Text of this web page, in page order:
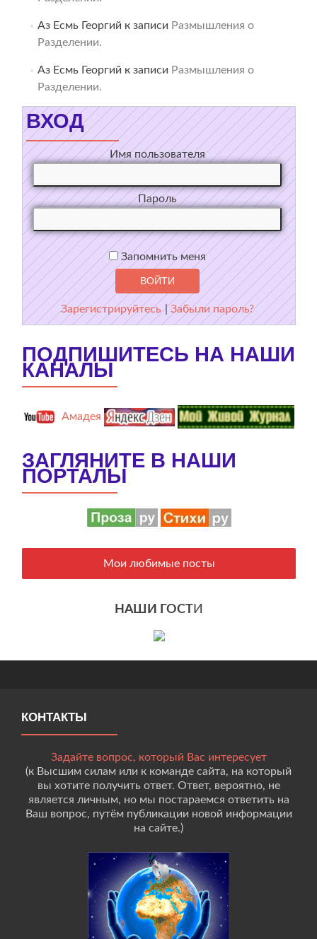
Аз Есмь Георгий к записи Размышления о
Разделении.
Аз Есмь Георгий к записи Размышления о
Разделении.
ВХОД
Имя пользователя
Пароль
Запомнить меня
Зарегистрируйтесь |Забыли пароль?
ПОДПИШИТЕСЬ НА НАШИ
КАНАЛЫ
Амадея
ЗАГЛЯНИТЕ В НАШИ
ПОРТАЛЫ
Мои любимые посты
НАШИ ГОСТИ
КОНТАКТЫ
Задайте вопрос, который Вас интересует
(к Высшим силам или к команде сайта, на который
вы хотите получить ответ. Ответ, вероятно, не
является личным, но мы постараемся ответить на
Ваш вопрос, путём публикации новой информации
на сайте.)